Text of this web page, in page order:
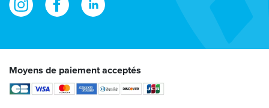
Moyens de paiement acceptés